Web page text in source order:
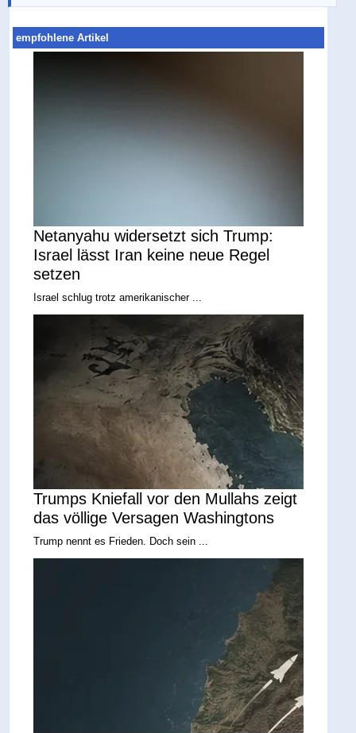
empfohlene Artikel
Netanyahu widersetzt sich Trump:
Israel lässt Iran keine neue Regel
setzen
Israel schlug trotz amerikanischer ...
Trumps Kniefall vor den Mullahs zeigt
das völlige Versagen Washingtons
Trump nennt es Frieden. Doch sein ...